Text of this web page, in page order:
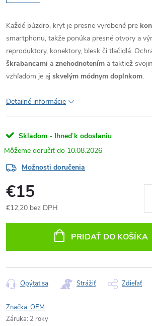
Každé púzdro, kryt je presne vyrobené pre
smartphonu, takže ponúka presné otvory a
reproduktory, konektory, blesk či tlačidlá.
škrabancami a znehodnotením a taktiež
vzhľadom je aj skvelým módnym doplnkom.
Detailné informácie
Skladom - Ihneď k odoslaniu
10.08.2026
Možnosti doručenia
€15
€12,20 bez DPH
PRIDAŤ DO KOŠÍKA
Opýtať sa Strážiť Zdieľať
Značka:OEM
Záruka: 2 roky